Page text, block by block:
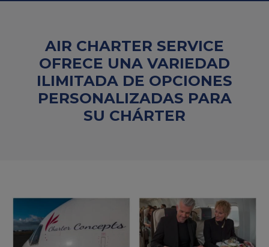
AIR CHARTER SERVICE
OFRECE UNA VARIEDAD
ILIMITADA DE OPCIONES
PERSONALIZADAS PARA
SU CHÁRTER